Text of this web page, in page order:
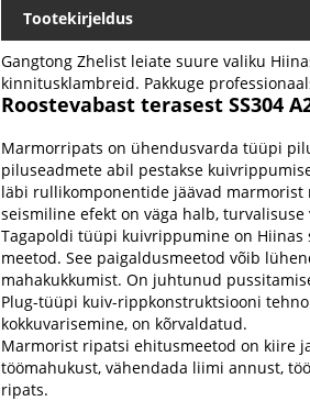
Tootekirjeldus
Gangtong Zhelist leiate suure valiku
kinnitusklambreid. Pakkuge
Roostevabast terasest
Marmorripats on ühendusvarda tüüpi
piluseadmete abil pestakse
läbi rullikomponentide jäävad
seismiline efekt on väga halb,
Tagapoldi tüüpi kuivrippumine on Hiinas
meetod. See paigaldusmeetod võib
mahakukkumist. On juhtunud
Plug-tüüpi kuiv-rippkonstruktsiooni
kokkuvarisemine, on kõrvaldatud.
Marmorist ripatsi ehitusmeetod on kiire
töömahukust, vähendada liimi annust,
ripats.